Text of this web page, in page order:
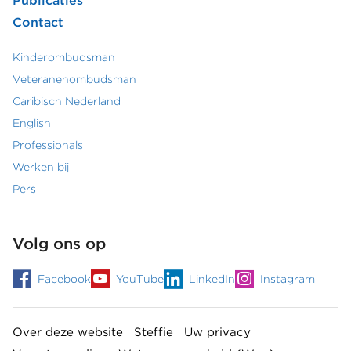
Contact
Footer
secundair
menu
Kinderombudsman
Veteranenombudsman
Caribisch Nederland
English
Professionals
Werken bij
Pers
Volg ons op
Facebook YouTube LinkedIn Instagram
Over deze website Steffie
Uw privacy